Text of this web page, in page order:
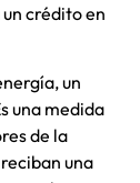
crédito en
un
una medida
de la
una